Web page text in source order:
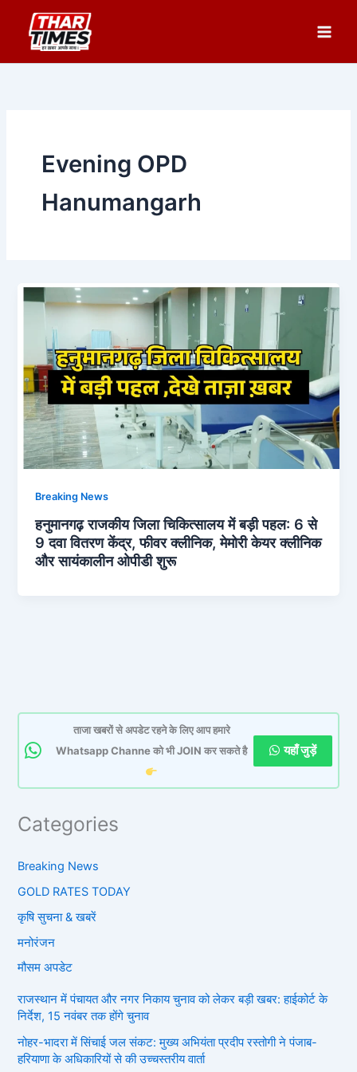
content
Evening OPD
Hanumangarh
Breaking News
हनुमानगढ़ राजकीय जिला चिकित्सालय में बड़ी पहल: 6 से
9 दवा वितरण केंद्र, फीवर क्लीनिक, मेमोरी केयर क्लीनिक
और सायंकालीन ओपीडी शुरू
ताजा खबरों से अपडेट रहने के लिए आप हमारे
Whatsapp Channe को भी JOIN कर सकते है
यहाँ जुड़ें
Categories
Breaking News
GOLD RATES TODAY
कृषि सुचना & खबरें
मनोरंजन
मौसम अपडेट
राजस्थान में पंचायत और नगर निकाय चुनाव को लेकर बड़ी खबर: हाईकोर्ट के
निर्देश, 15 नवंबर तक होंगे चुनाव
नोहर-भादरा में सिंचाई जल संकट: मुख्य अभियंता प्रदीप रस्तोगी ने पंजाब-
हरियाणा के अधिकारियों से की उच्चस्तरीय वार्ता